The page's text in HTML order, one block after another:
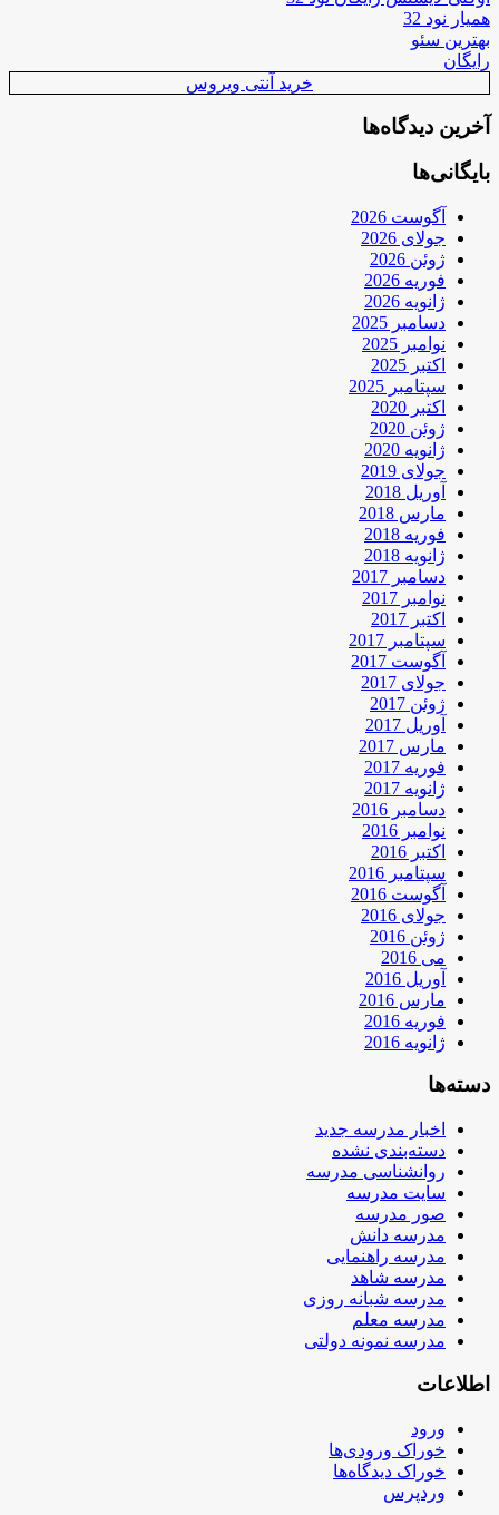
همیار نود 32
بهترین سئو
رایگان
خرید آنتی ویروس
آخرین دیدگاه‌ها
بایگانی‌ها
آگوست 2026
جولای 2026
ژوئن 2026
فوریه 2026
ژانویه 2026
دسامبر 2025
نوامبر 2025
اکتبر 2025
سپتامبر 2025
اکتبر 2020
ژوئن 2020
ژانویه 2020
جولای 2019
آوریل 2018
مارس 2018
فوریه 2018
ژانویه 2018
دسامبر 2017
نوامبر 2017
اکتبر 2017
سپتامبر 2017
آگوست 2017
جولای 2017
ژوئن 2017
آوریل 2017
مارس 2017
فوریه 2017
ژانویه 2017
دسامبر 2016
نوامبر 2016
اکتبر 2016
سپتامبر 2016
آگوست 2016
جولای 2016
ژوئن 2016
می 2016
آوریل 2016
مارس 2016
فوریه 2016
ژانویه 2016
دسته‌ها
اخبار مدرسه جدید
دسته‌بندی نشده
روانشناسی مدرسه
سایت مدرسه
صور مدرسه
مدرسه دانش
مدرسه راهنمایی
مدرسه شاهد
مدرسه شبانه روزی
مدرسه معلم
مدرسه نمونه دولتی
اطلاعات
ورود
خوراک ورودی‌ها
خوراک دیدگاه‌ها
وردپرس